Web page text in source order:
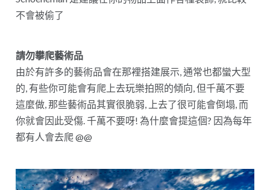
不會被偷了
請勿攀爬藝術品
由於有許多的藝術品會在那裡搭建展示, 通常也都蠻大型
的, 有些你可能會有爬上去玩樂拍照的傾向, 但千萬不要
這麼做, 那些藝術品其實很脆弱, 上去了很可能會倒塌, 而
你就會因此受傷. 千萬不要呀! 為什麼會提這個? 因為每年
都有人會去爬 @@